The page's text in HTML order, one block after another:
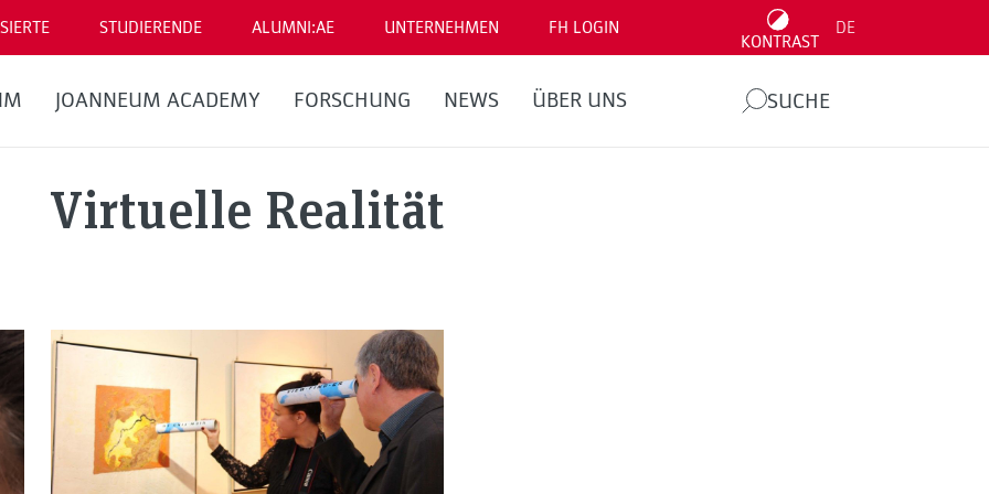
STUDIERENDE ALUMNI:AE UNTERNEHMEN FH LOGIN
KONTRAST
DE
JOANNEUM ACADEMY FORSCHUNG NEWS ÜBER UNS SUCHE
Virtuelle Realität